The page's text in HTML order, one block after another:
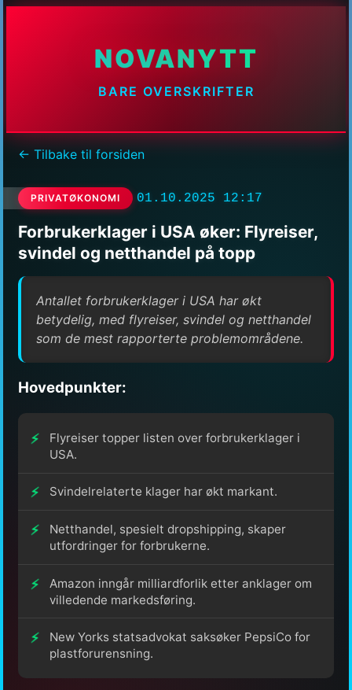
NOVANYTT
BARE OVERSKRIFTER
← Tilbake til forsiden
PRIVATØKONOMI 01.10.2025 12:17
Forbrukerklager i USA øker: Flyreiser,
svindel og netthandel på topp
Antallet forbrukerklager i USA har økt
betydelig, med flyreiser, svindel og netthandel
som de mest rapporterte problemområdene.
Hovedpunkter:
Flyreiser topper listen over forbrukerklager i
USA.
Svindelrelaterte klager har økt markant.
Netthandel, spesielt dropshipping, skaper
utfordringer for forbrukerne.
Amazon inngår milliardforlik etter anklager om
villedende markedsføring.
New Yorks statsadvokat saksøker PepsiCo for
plastforurensning.